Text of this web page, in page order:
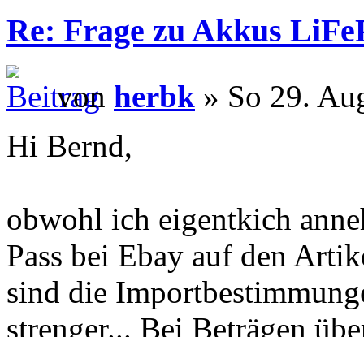
Re: Frage zu Akkus
von herbk » So 29.
Hi Bernd,
obwohl ich eigentkich
Pass bei Ebay auf den
sind die
strenger... Bei Beträgen